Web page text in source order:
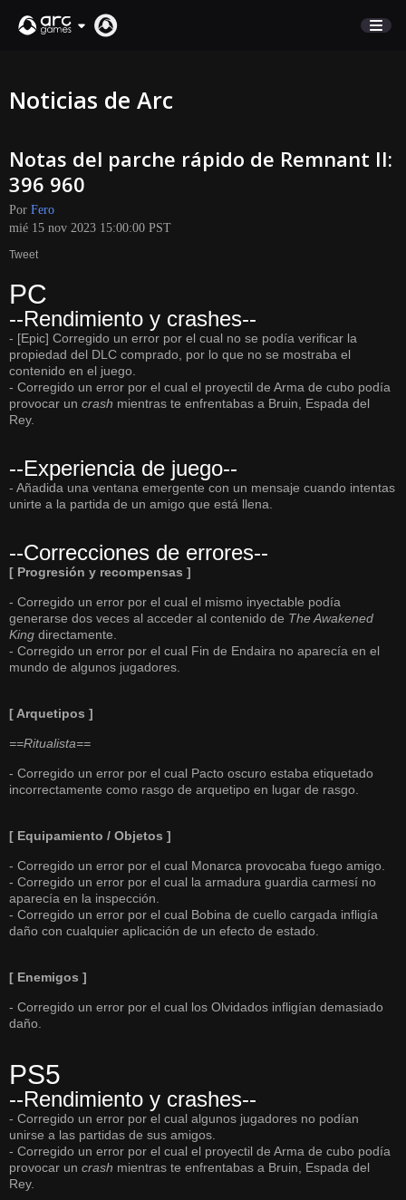
SOPORTE
Iniciar sesión
English
Pусский
Español
Noticias de Arc
Notas del parche rápido de Remnant II:
396 960
Por Fero
mié 15 nov 2023 15:00:00 PST
Tweet
PC
--Rendimiento y crashes--
- [Epic] Corregido un error por el cual no se podía verificar la
propiedad del DLC comprado, por lo que no se mostraba el
contenido en el juego.
- Corregido un error por el cual el proyectil de Arma de cubo podía
provocar un crash mientras te enfrentabas a Bruin, Espada del
Rey.
--Experiencia de juego--
- Añadida una ventana emergente con un mensaje cuando intentas
unirte a la partida de un amigo que está llena.
--Correcciones de errores--
[ Progresión y recompensas ]
- Corregido un error por el cual el mismo inyectable podía
generarse dos veces al acceder al contenido de The Awakened
King directamente.
- Corregido un error por el cual Fin de Endaira no aparecía en el
mundo de algunos jugadores.
[ Arquetipos ]
==Ritualista==
- Corregido un error por el cual Pacto oscuro estaba etiquetado
incorrectamente como rasgo de arquetipo en lugar de rasgo.
[ Equipamiento / Objetos ]
- Corregido un error por el cual Monarca provocaba fuego amigo.
- Corregido un error por el cual la armadura guardia carmesí no
aparecía en la inspección.
- Corregido un error por el cual Bobina de cuello cargada infligía
daño con cualquier aplicación de un efecto de estado.
[ Enemigos ]
- Corregido un error por el cual los Olvidados infligían demasiado
daño.
PS5
--Rendimiento y crashes--
- Corregido un error por el cual algunos jugadores no podían
unirse a las partidas de sus amigos.
- Corregido un error por el cual el proyectil de Arma de cubo podía
provocar un crash mientras te enfrentabas a Bruin, Espada del
Rey.